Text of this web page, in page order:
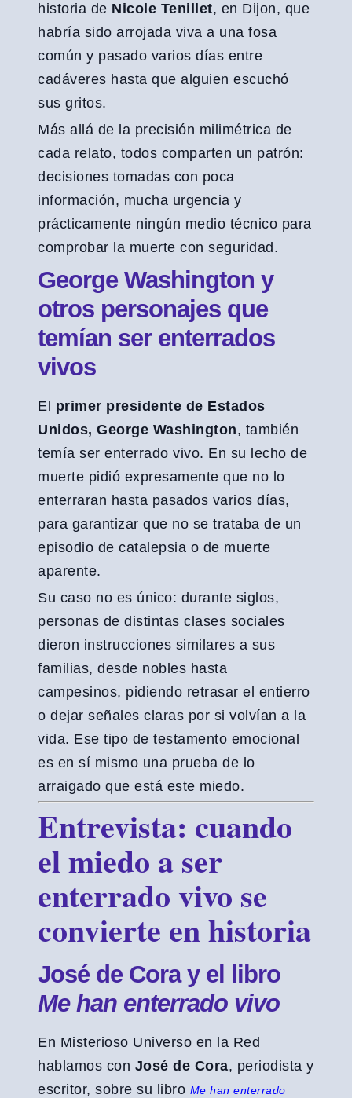
historia de Nicole Tenillet, en Dijon, que
habría sido arrojada viva a una fosa
común y pasado varios días entre
cadáveres hasta que alguien escuchó
sus gritos.
Más allá de la precisión milimétrica de
cada relato, todos comparten un patrón:
decisiones tomadas con poca
información, mucha urgencia y
prácticamente ningún medio técnico para
comprobar la muerte con seguridad.
George Washington y
otros personajes que
temían ser enterrados
vivos
El primer presidente de Estados
Unidos, George Washington, también
temía ser enterrado vivo. En su lecho de
muerte pidió expresamente que no lo
enterraran hasta pasados varios días,
para garantizar que no se trataba de un
episodio de catalepsia o de muerte
aparente.
Su caso no es único: durante siglos,
personas de distintas clases sociales
dieron instrucciones similares a sus
familias, desde nobles hasta
campesinos, pidiendo retrasar el entierro
o dejar señales claras por si volvían a la
vida. Ese tipo de testamento emocional
es en sí mismo una prueba de lo
arraigado que está este miedo.
Entrevista: cuando
el miedo a ser
enterrado vivo se
convierte en historia
José de Cora y el libro
Me han enterrado vivo
En Misterioso Universo en la Red
hablamos con José de Cora, periodista y
escritor, sobre su libro Me han enterrado